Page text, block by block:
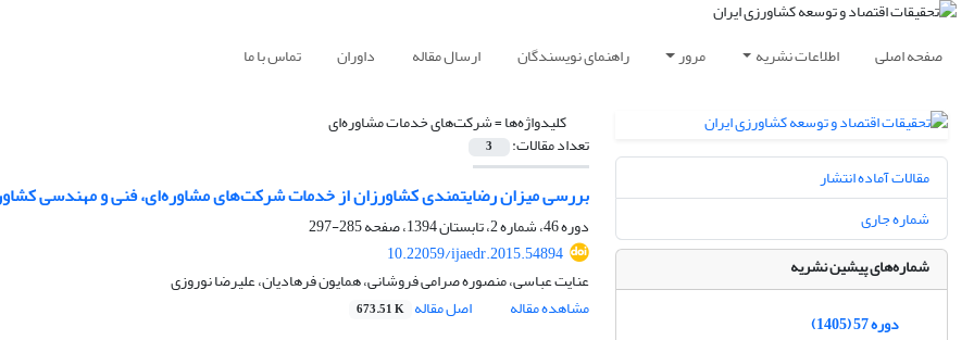
صفحه اصلی اطلاعات نشریه مرور راهنمای نویسندگان ارسال مقاله داوران تماس با ما
کلیدواژه‌ها =شرکت‌های خدمات مشاوره‌ای
تعداد مقالات: 3
بررسی میزان رضایتمندی کشاورزان از خدمات شرکت‌های مشاوره‌ای، فنی و مهندسی
دوره 46، شماره 2، تابستان 1394، صفحه
285-297
10.22059/ijaedr.2015.54894
عنایت عباسی، منصوره صرامی فروشانی، همایون فرهادیان، علیرضا نوروزی
مشاهده مقاله
اصل مقاله 673.51 K
مقالات آماده انتشار
شماره جاری
شماره‌های پیشین نشریه
دوره 57 (1405)